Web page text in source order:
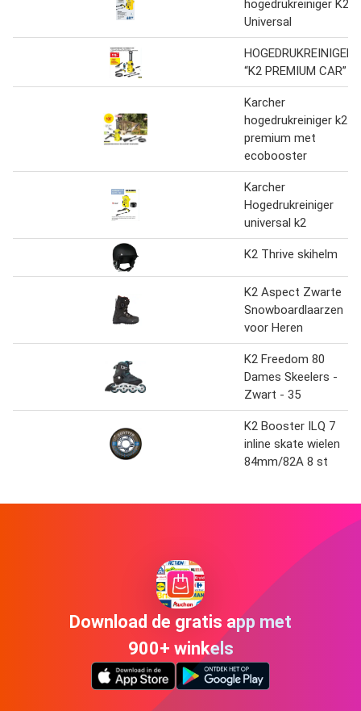
hogedrukreiniger K2
Universal
HOGEDRUKREINIGER
“K2 PREMIUM CAR”
Karcher
hogedrukreiniger k2
premium met
ecobooster
Karcher
Hogedrukreiniger
universal k2
K2 Thrive skihelm
K2 Aspect Zwarte
Snowboardlaarzen
voor Heren
K2 Freedom 80
Dames Skeelers -
Zwart - 35
K2 Booster ILQ 7
inline skate wielen
84mm/82A 8 st
Download de gratis app met
900+ winkels